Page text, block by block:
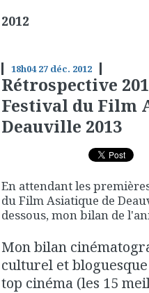
2012
18h04 27 déc. 2012
Rétrospective
Festival du Film
Deauville 2013
En attendant les
du Film Asiatique de
dessous, mon bilan de
Mon bilan
culturel et bloguesque
top cinéma (les 15